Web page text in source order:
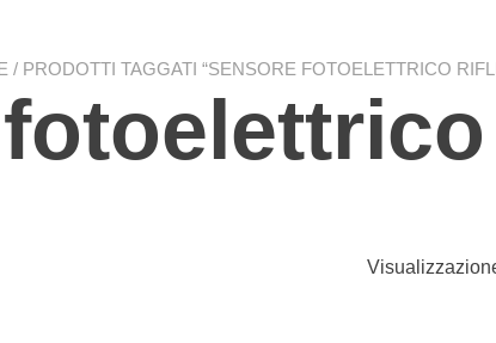
/ PRODOTTI TAGGATI “SENSORE FOTOELETTRICO